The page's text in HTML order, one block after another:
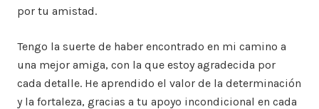
por tu amistad.
Tengo la suerte de haber encontrado en mi camino a
una mejor amiga, con la que estoy agradecida por
cada detalle. He aprendido el valor de la determinación
y la fortaleza, gracias a tu apoyo incondicional en cada